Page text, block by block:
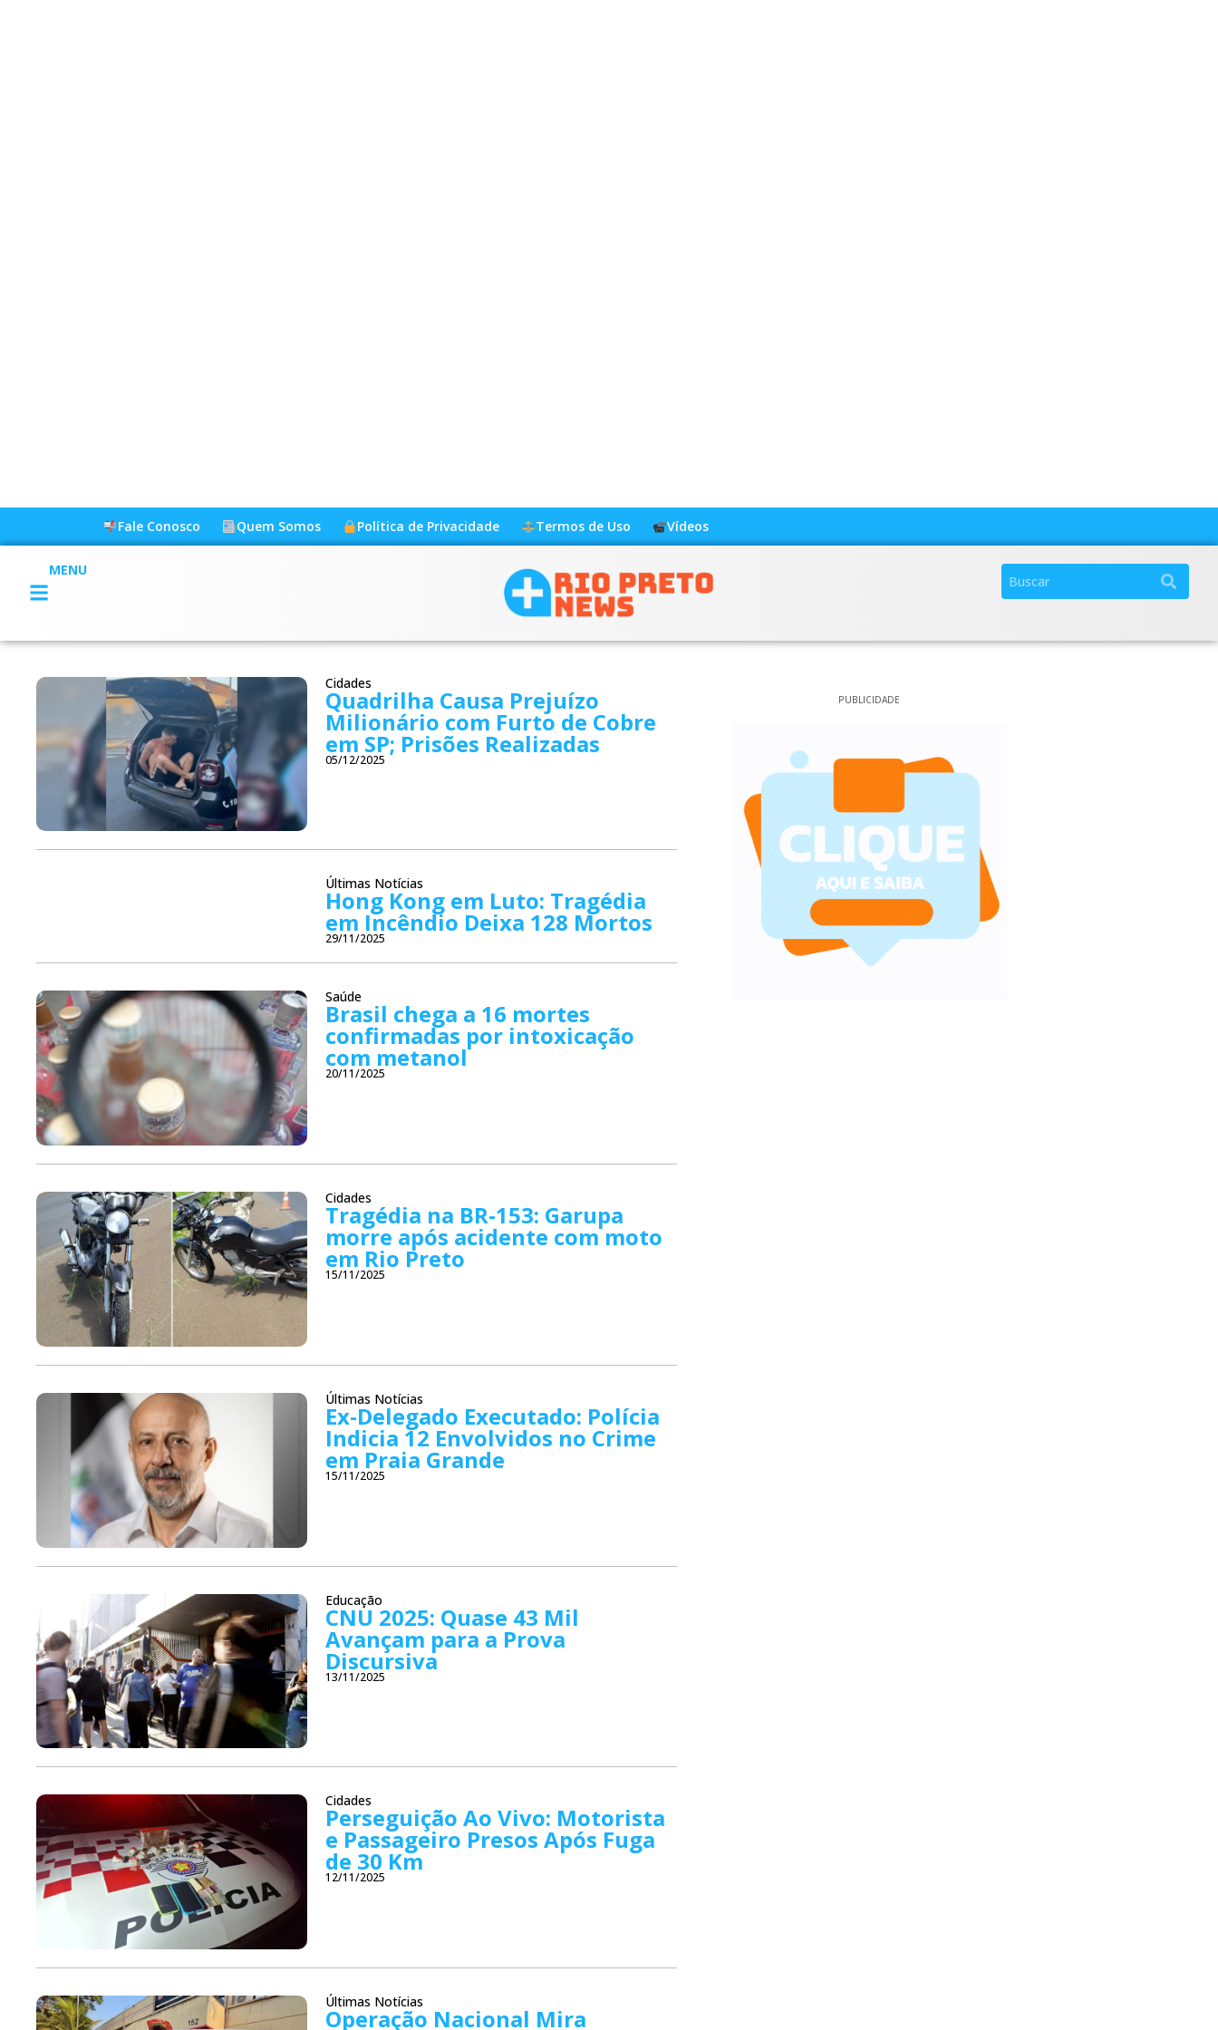
Fale Conosco Quem Somos Política de Privacidade Termos de Uso Vídeos
MENU
Cidades
Quadrilha Causa Prejuízo
Milionário com Furto de Cobre
em SP; Prisões Realizadas
05/12/2025
Últimas Notícias
Hong Kong em Luto: Tragédia
em Incêndio Deixa 128 Mortos
29/11/2025
Saúde
Brasil chega a 16 mortes
confirmadas por intoxicação
com metanol
20/11/2025
Cidades
Tragédia na BR-153: Garupa
morre após acidente com moto
em Rio Preto
15/11/2025
Últimas Notícias
Ex-Delegado Executado: Polícia
Indicia 12 Envolvidos no Crime
em Praia Grande
15/11/2025
Educação
CNU 2025: Quase 43 Mil
Avançam para a Prova
Discursiva
13/11/2025
Cidades
Perseguição Ao Vivo: Motorista
e Passageiro Presos Após Fuga
de 30 Km
12/11/2025
Últimas Notícias
Operação Nacional Mira
PUBLICIDADE